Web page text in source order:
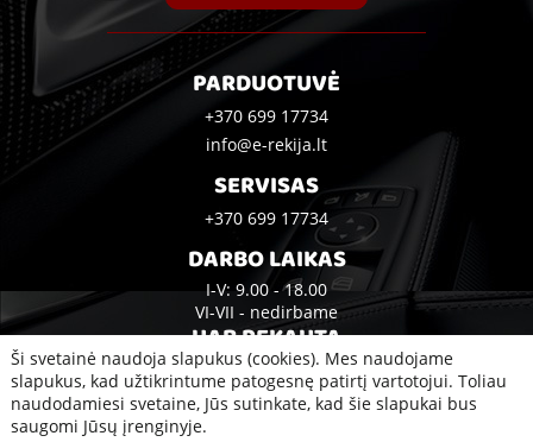
PARDUOTUVĖ
+370 699 17734
info@e-rekija.lt
SERVISAS
+370 699 17734
DARBO LAIKAS
I-V: 9.00 - 18.00
VI-VII - nedirbame
UAB REKAUTA
Bijūnų g. 10A, Klaipėda
2020 © Visos teisės saugomos UAB Rekauta
Ši svetainė naudoja slapukus (cookies). Mes naudojame
slapukus, kad užtikrintume patogesnę patirtį vartotojui. Toliau
naudodamiesi svetaine, Jūs sutinkate, kad šie slapukai bus
saugomi Jūsų įrenginyje.